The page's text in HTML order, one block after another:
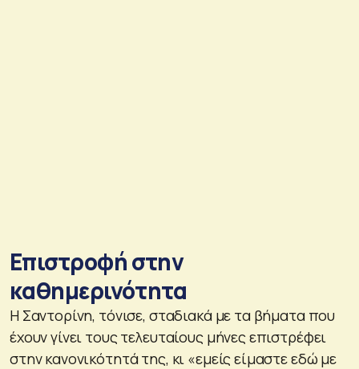
Επιστροφή στην
καθημερινότητα
Η Σαντορίνη, τόνισε, σταδιακά με τα βήματα που
έχουν γίνει τους τελευταίους μήνες επιστρέφει
στην κανονικότητά της, κι «εμείς είμαστε εδώ με